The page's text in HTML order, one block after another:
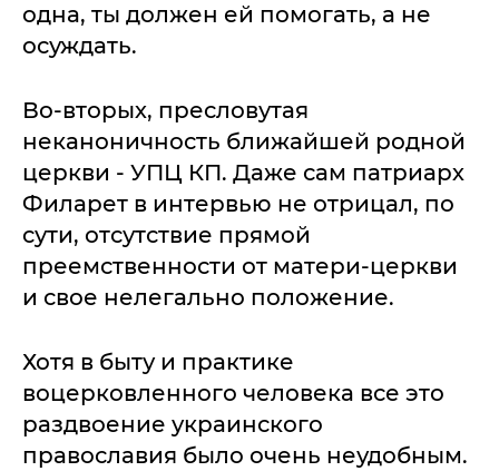
одна, ты должен ей помогать, а не
осуждать.
Во-вторых, пресловутая
неканоничность ближайшей родной
церкви - УПЦ КП. Даже сам патриарх
Филарет в интервью не отрицал, по
сути, отсутствие прямой
преемственности от матери-церкви
и свое нелегально положение.
Хотя в быту и практике
воцерковленного человека все это
раздвоение украинского
православия было очень неудобным.